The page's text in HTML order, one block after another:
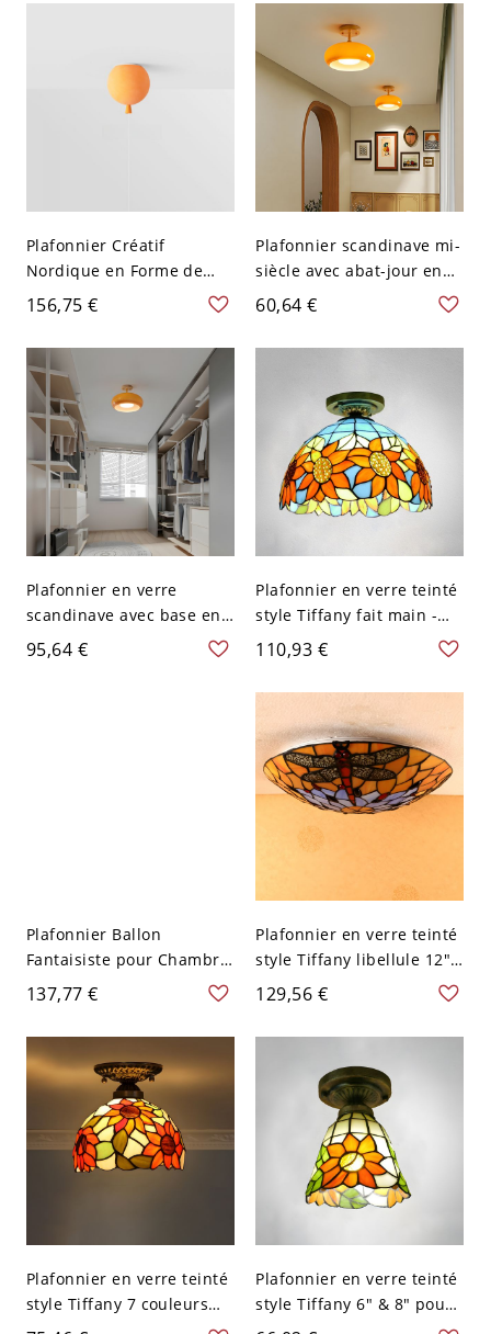
Plafonnier Créatif
Nordique en Forme de
Ballon, Lampe Fantaisiste
pour Chambre d'Enfant
avec Interrupteur à
Tirette - Orange 110 V-120
V 20,32 cm
156,75 €
Plafonnier scandinave mi-
siècle avec abat-jour en
verre et baldaquin en
bois - Orange 110 V-120 V
20,32 cm
60,64 €
Plafonnier en verre
scandinave avec base en
bois pour couloir et
chambre - Orange 110 V-
95,64 €
Plafonnier en verre teinté
style Tiffany fait main -
110 V-120 V Orange-Bleu
110,93 €
Plafonnier Ballon
Fantaisiste pour Chambre
d'Enfants et Crèche
Éclairage en Verre
Ludique - 110 V-120 V
20,32 cm Orange
137,77 €
Plafonnier en verre teinté
style Tiffany libellule 12"
& 16" pour salons &
chambres - Orange 110 V-
120 V 30,48 cm
129,56 €
Plafonnier en verre teinté
style Tiffany 7 couleurs
pour couloirs et entrées -
Plafonnier en verre teinté
style Tiffany 6" & 8" pour
couloirs & entrées -